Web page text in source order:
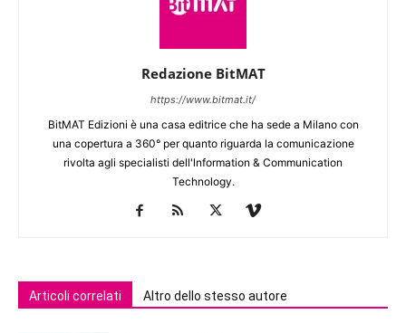
Redazione BitMAT
https://www.bitmat.it/
BitMAT Edizioni è una casa editrice che ha sede a Milano con
una copertura a 360° per quanto riguarda la comunicazione
rivolta agli specialisti dell'lnformation & Communication
Technology.
Articoli correlati Altro dello stesso autore